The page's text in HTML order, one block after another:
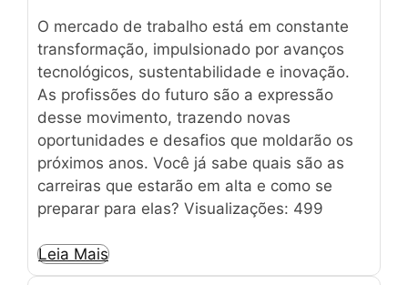
O mercado de trabalho está em constante
transformação, impulsionado por avanços
tecnológicos, sustentabilidade e inovação.
As profissões do futuro são a expressão
desse movimento, trazendo novas
oportunidades e desafios que moldarão os
próximos anos. Você já sabe quais são as
carreiras que estarão em alta e como se
preparar para elas? Visualizações: 499
Leia Mais